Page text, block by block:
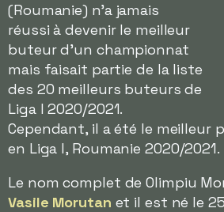
(Roumanie) n'a jamais
réussi à devenir le meilleur
buteur d'un championnat
mais faisait partie de la liste
des 20 meilleurs buteurs de
Liga I 2020/2021.
Cependant, il a été le meilleur
en Liga I, Roumanie 2020/2021.
Le nom complet de Olimpiu
Vasile Morutan et il est né le